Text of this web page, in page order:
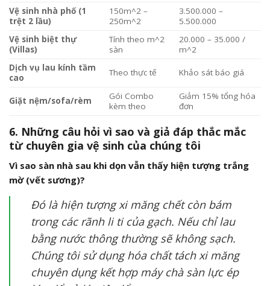
Vệ sinh nhà phố (1
trệt 2 lầu)
150m^2 –
250m^2
3.500.000 –
5.500.000
Vệ sinh biệt thự
(Villas)
Tính theo m^2
sàn
20.000 – 35.000 /
m^2
Dịch vụ lau kính tầm
cao
Theo thực tế Khảo sát báo giá
Giặt nệm/sofa/rèm
Gói Combo
kèm theo
Giảm 15% tổng hóa
đơn
6. Những câu hỏi vì sao và giả đáp thắc mắc
từ chuyên gia vệ sinh của chúng tôi
Vì sao sàn nhà sau khi dọn vẫn thấy hiện tượng trắng
mờ (vết sương)?
Đó là hiện tượng xi măng chết còn bám
trong các rãnh li ti của gạch. Nếu chỉ lau
bằng nước thông thường sẽ không sạch.
Chúng tôi sử dụng hóa chất tách xi măng
chuyên dụng kết hợp máy chà sàn lực ép